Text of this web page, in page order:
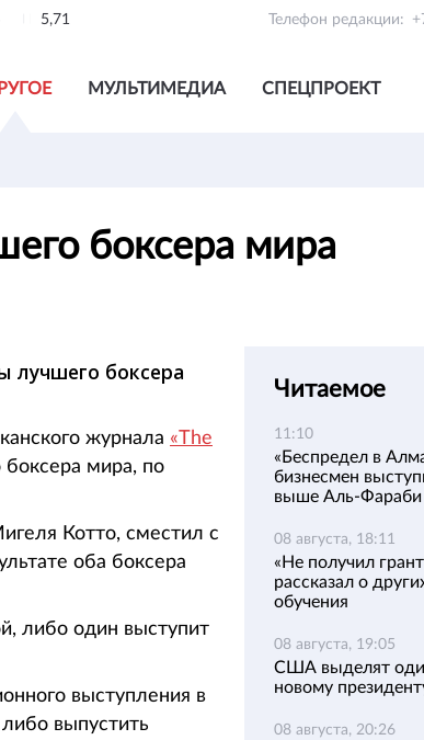
5,71 Телефон редакции:
МУЛЬТИМЕДИА СПЕЦПРОЕКТ
боксера мира
лучшего боксера
журнала «The
боксера мира, по
Котто, сместил с
оба боксера
либо один выступит
выступления в
выпустить
Читаемое
11:10
«Беспредел в
бизнесмен
выше Аль-Фараби
08 августа, 18:11
«Не получил
рассказал о
обучения
08 августа, 19:05
США выделят
новому
08 августа, 20:26